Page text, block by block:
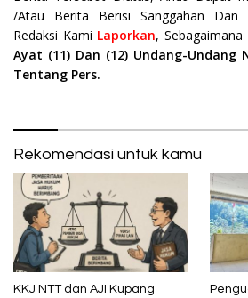
/Atau Berita Berisi Sanggahan Dan
Redaksi Kami Laporkan,
Ayat (11) Dan (12) Undang-Undang
Tentang Pers.
Rekomendasi untuk kamu
KKJ NTT dan AJI Kupang